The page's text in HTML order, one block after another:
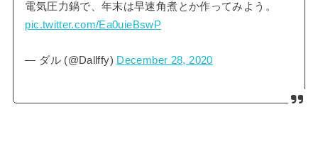
電気圧力鍋で、年末は早速角煮とか作ってみよう。
pic.twitter.com/Ea0uieBswP
— ダル (@Dallffy) December 28, 2020